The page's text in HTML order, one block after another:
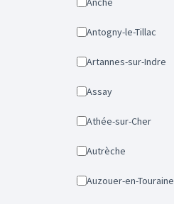
Antogny-le-Tillac
Artannes-sur-Indre
Assay
Athée-sur-Cher
Autrèche
Auzouer-en-Touraine